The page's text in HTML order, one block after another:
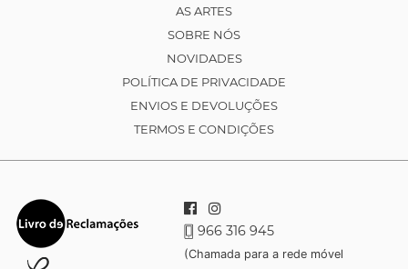
AS ARTES
SOBRE NÓS
NOVIDADES
POLÍTICA DE PRIVACIDADE
ENVIOS E DEVOLUÇÕES
TERMOS E CONDIÇÕES
966 316 945
(Chamada para a rede móvel